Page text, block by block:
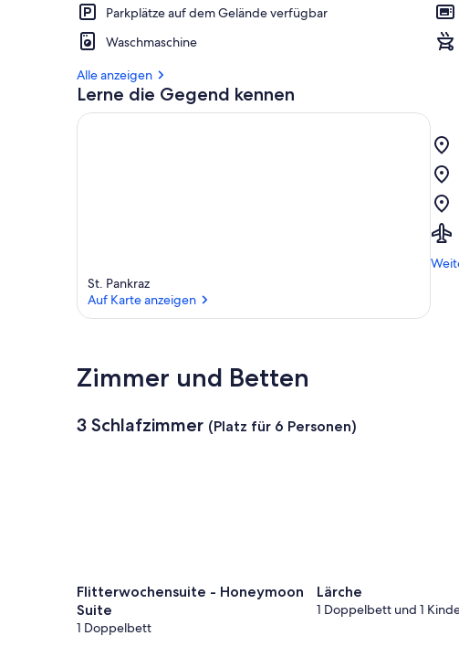
g
Parkplätze auf dem Gelände verfügbar
Waschmaschine
Alle anzeigen
Lerne die Gegend kennen
St. Pankraz
Auf Karte anzeigen
Zimmer und Betten
3 Schlafzimmer (Platz für 6 Personen)
Flitterwochensuite - Honeymoon
Suite
1 Doppelbett
Lärche
1 Doppelbett und 1